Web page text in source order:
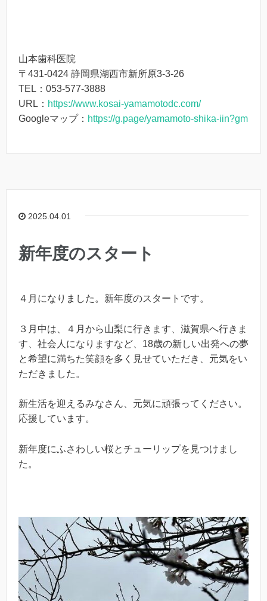
山本歯科医院
〒431-0424 静岡県湖西市新所原3-3-26
TEL：053-577-3888
URL： https://www.kosai-yamamotodc.com/
Googleマップ： https://g.page/yamamoto-shika-iin?gm
2025.04.01
新年度のスタート
４月になりました。新年度のスタートです。
３月中は、４月から山梨に行きます、滋賀県へ行きま
す、社会人になりますなど、18歳の新しい出発への夢
と希望に満ちた笑顔を多く見せていただき、元気をい
ただきました。
新生活を迎えるみなさん、元気に頑張ってください。
応援しています。
新年度にふさわしい桜とチューリップを見つけまし
た。